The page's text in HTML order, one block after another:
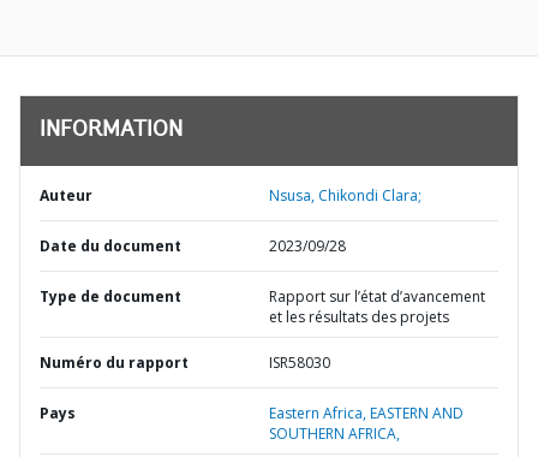
INFORMATION
Auteur Nsusa, Chikondi Clara;
Date du document 2023/09/28
Type de document
Rapport sur l’état d’avancement
et les résultats des projets
Numéro du rapport ISR58030
Pays Eastern Africa,EASTERN AND
SOUTHERN AFRICA,